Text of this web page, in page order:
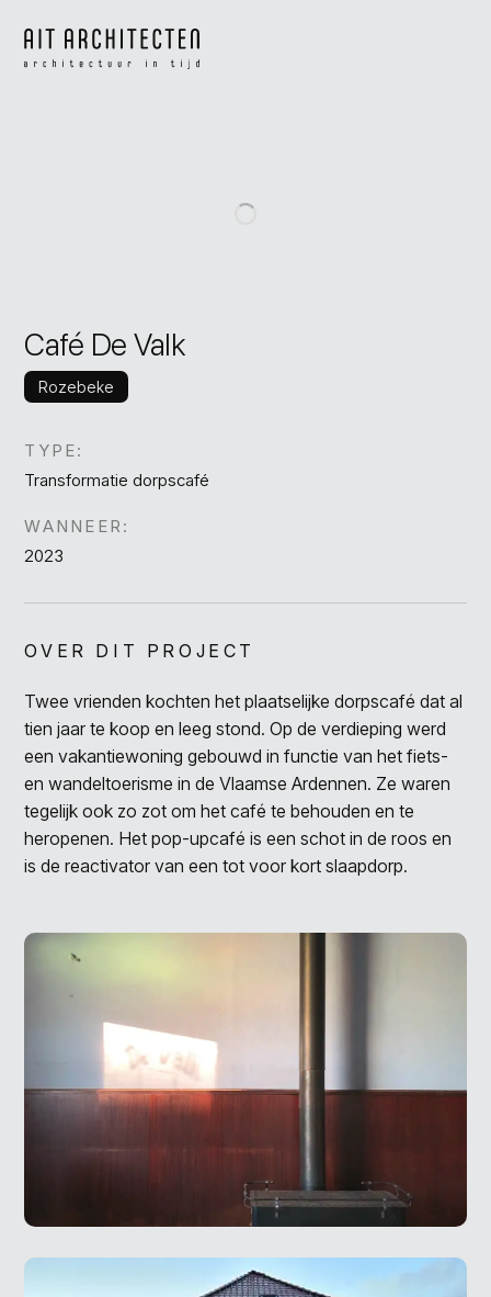
Café De Valk
Rozebeke
TYPE:
Transformatie dorpscafé
WANNEER:
2023
OVER DIT PROJECT
Twee vrienden kochten het plaatselijke dorpscafé dat al
tien jaar te koop en leeg stond. Op de verdieping werd
een vakantiewoning gebouwd in functie van het fiets-
en wandeltoerisme in de Vlaamse Ardennen. Ze waren
tegelijk ook zo zot om het café te behouden en te
heropenen. Het pop-upcafé is een schot in de roos en
is de reactivator van een tot voor kort slaapdorp.